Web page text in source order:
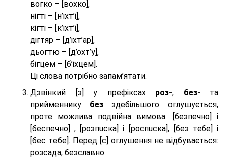
вогко – [вохко],
нігті – [н’іхт’і],
кігті – [к’іхт’і],
дігтяр – [д’іхт’ар],
дьогтю – [д’охт’у],
бігцем – [б’іхцем].
Ці слова потрібно запам’ятати.
Дзвінкий [з] у префіксах роз-, без- та
прийменнику безздебільшого оглушується,
проте можлива подвійна вимова: [безпeчно] і
[беспeчно] , [розпuска] і [роспuска], [без тeбе] і
[бес тeбе]. Перед [с] оглушення не відбувається:
розсада, безславно.